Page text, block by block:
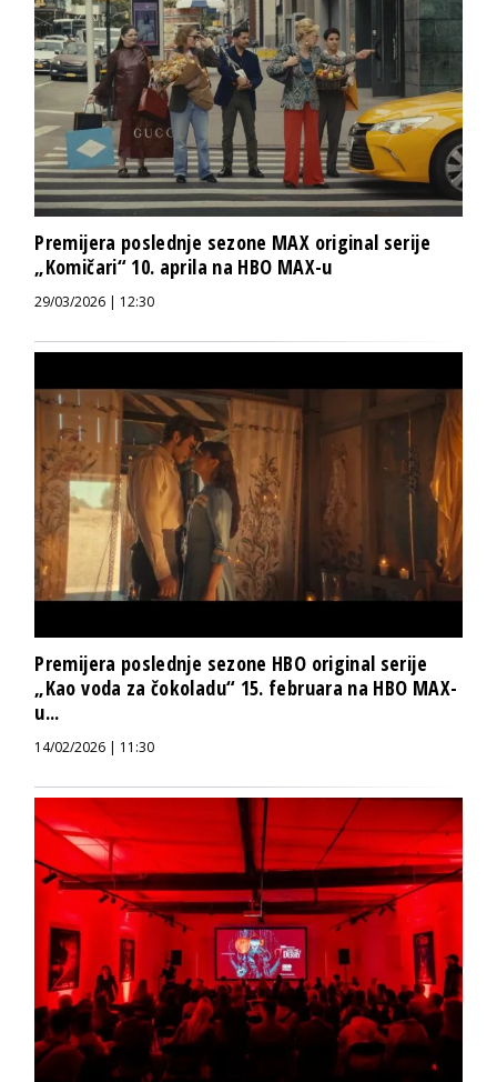
Premijera poslednje sezone MAX original serije
„Komičari“ 10. aprila na HBO MAX-u
29/03/2026 | 12:30
Premijera poslednje sezone HBO original serije
„Kao voda za čokoladu“ 15. februara na HBO MAX-
u...
14/02/2026 | 11:30